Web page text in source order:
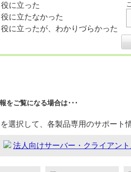
役に立った
役に立たなかった
役に立ったが、わかりづらかった
をご覧になる場合は･･･
選択して、各製品専用のサポート
法人向けサーバー・クライアン